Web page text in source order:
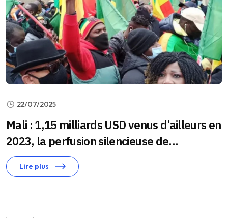
22/07/2025
Mali : 1,15 milliards USD venus d’ailleurs en
2023, la perfusion silencieuse de...
Lire plus